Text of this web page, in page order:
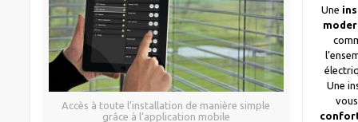
Accès à toute l’installation de manière simple
grâce à l’application mobile
Une
Une